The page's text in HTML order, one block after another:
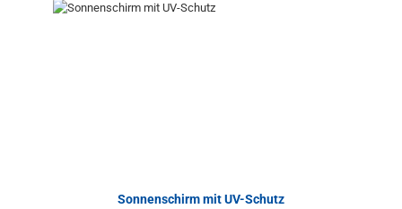
Sonnenschirm mit UV-Schutz